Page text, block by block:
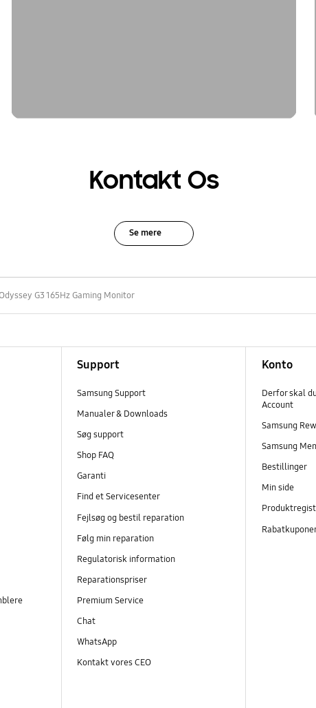
Kontakt Os
Se mere
G3 165Hz Gaming Monitor
Support
Samsung Support
Manualer & Downloads
Søg support
Shop FAQ
Garanti
Find et Servicesenter
Fejlsøg og bestil reparation
Følg min reparation
Regulatorisk information
Reparationspriser
Premium Service
Chat
WhatsApp
Kontakt vores CEO
Konto
Derfor skal
Account
Samsung
Samsung
Bestillinger
Min side